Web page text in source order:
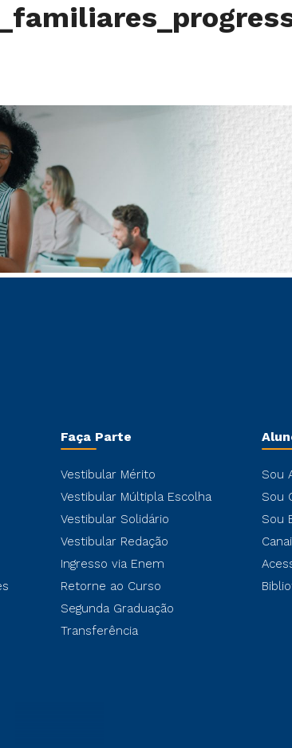
Faça Parte
Vestibular Mérito
Vestibular Múltipla Escolha
Vestibular Solidário
Vestibular Redação
Ingresso via Enem
Retorne ao Curso
Segunda Graduação
Transferência
Sou
Sou
Sou